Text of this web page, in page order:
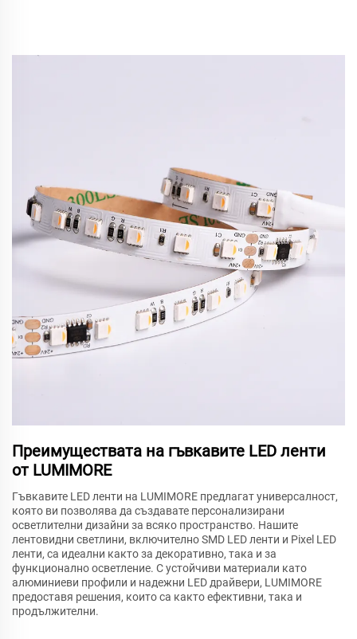
Преимуществата на гъвкавите LED ленти
от LUMIMORE
Гъвкавите LED ленти на LUMIMORE предлагат универсалност,
която ви позволява да създавате персонализирани
осветлителни дизайни за всяко пространство. Нашите
лентовидни светлини, включително SMD LED ленти и Pixel LED
ленти, са идеални както за декоративно, така и за
функционално осветление. С устойчиви материали като
алюминиеви профили и надежни LED драйвери, LUMIMORE
предоставя решения, които са както ефективни, така и
продължителни.